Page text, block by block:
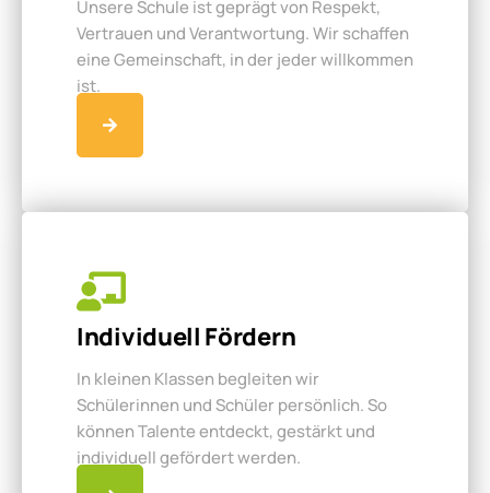
Unsere Schule ist geprägt von Respekt,
Vertrauen und Verantwortung. Wir schaffen
eine Gemeinschaft, in der jeder willkommen
ist.
Individuell Fördern
In kleinen Klassen begleiten wir
Schülerinnen und Schüler persönlich. So
können Talente entdeckt, gestärkt und
individuell gefördert werden.